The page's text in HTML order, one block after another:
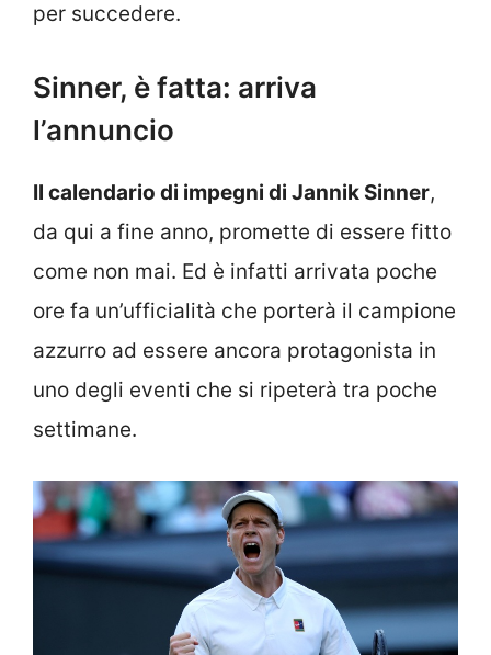
per succedere.
Sinner, è fatta: arriva
l’annuncio
Il calendario di impegni di Jannik Sinner,
da qui a fine anno, promette di essere fitto
come non mai. Ed è infatti arrivata poche
ore fa un’ufficialità che porterà il campione
azzurro ad essere ancora protagonista in
uno degli eventi che si ripeterà tra poche
settimane.